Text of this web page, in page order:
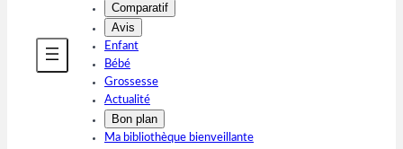
Comparatif
Avis
Enfant
Bébé
Grossesse
Actualité
Bon plan
Ma bibliothèque bienveillante